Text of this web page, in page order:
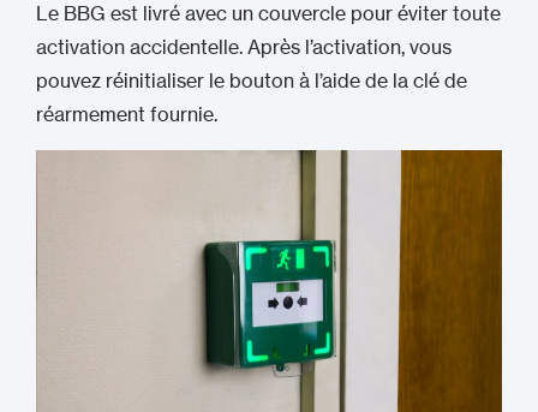
Le BBG est livré avec un couvercle pour éviter toute
activation accidentelle. Après l’activation, vous
pouvez réinitialiser le bouton à l’aide de la clé de
réarmement fournie.